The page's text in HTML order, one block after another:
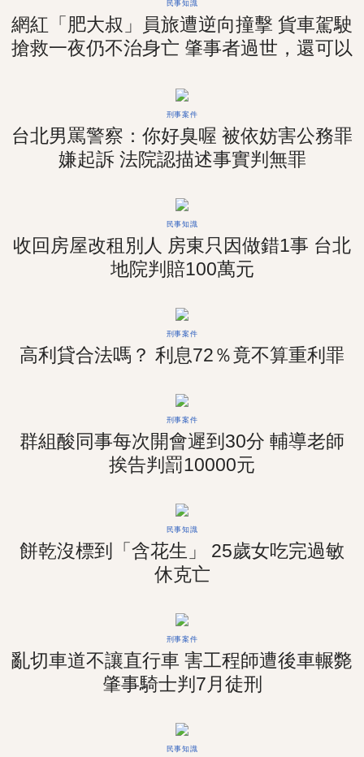
民事知識
網紅「肥大叔」員旅遭逆向撞擊 貨車駕駛
搶救一夜仍不治身亡 肇事者過世，還可以
刑事案件
台北男罵警察：你好臭喔 被依妨害公務罪
嫌起訴 法院認描述事實判無罪
民事知識
收回房屋改租別人 房東只因做錯1事 台北
地院判賠100萬元
刑事案件
高利貸合法嗎？ 利息72％竟不算重利罪
刑事案件
群組酸同事每次開會遲到30分 輔導老師
挨告判罰10000元
民事知識
餅乾沒標到「含花生」 25歲女吃完過敏
休克亡
刑事案件
亂切車道不讓直行車 害工程師遭後車輾斃
肇事騎士判7月徒刑
民事知識